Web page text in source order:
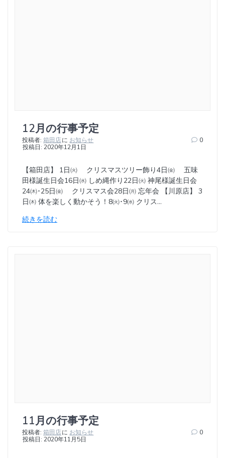
12月の行事予定
投稿者: 箱田店に お知らせ
投稿日: 2020年12月1日
0
【箱田店】 1日㈫ クリスマスツリー飾り4日㈮ 五味
田様誕生日会16日㈬ しめ縄作り22日㈫ 神尾様誕生日会
24㈭･25日㈮ クリスマス会28日㈪ 忘年会 【川原店】 3
日㈭ 体を楽しく動かそう！8㈫･9㈬ クリス…
続きを読む
11月の行事予定
投稿者: 箱田店に お知らせ
投稿日: 2020年11月5日
0